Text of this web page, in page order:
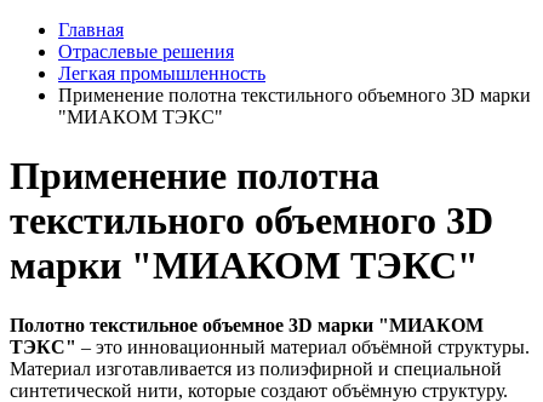
Главная
Отраслевые решения
Легкая промышленность
Применение полотна текстильного объемного 3D марки
"МИАКОМ ТЭКС"
Применение полотна
текстильного объемного 3D
марки "МИАКОМ ТЭКС"
Полотно текстильное объемное 3D марки "МИАКОМ
ТЭКС" – это инновационный материал объёмной структуры.
Материал изготавливается из полиэфирной и специальной
синтетической нити, которые создают объёмную структуру.